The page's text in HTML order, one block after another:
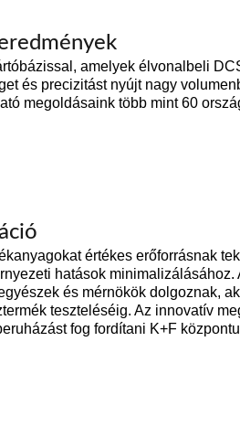
amelyek élvonalbeli
és precizitást nyújt nagy
megoldásaink több mint 60
értékes erőforrásnak
hatások
és mérnökök dolgoznak,
teszteléséig. Az innovatív
fog fordítani K+F